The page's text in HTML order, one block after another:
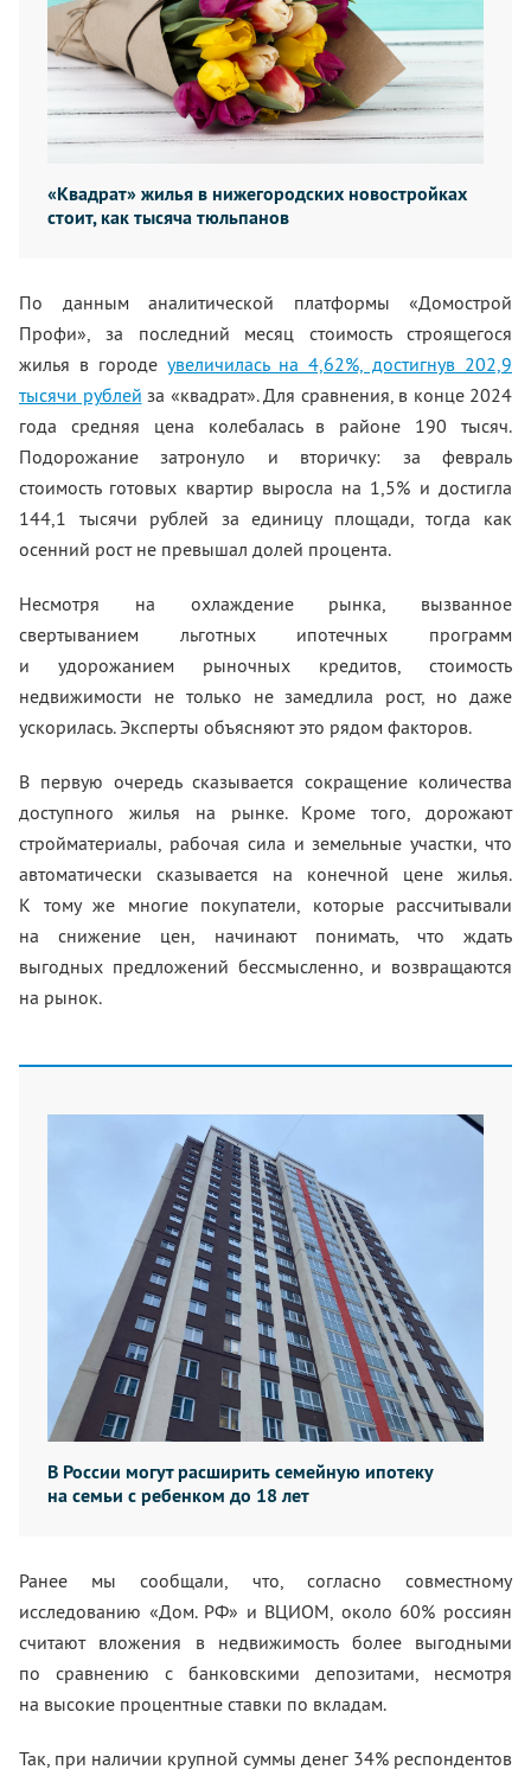
«Квадрат» жилья в нижегородских новостройках
стоит, как тысяча тюльпанов
По данным аналитической платформы «Домострой
Профи», за последний месяц стоимость строящегося
жилья в городе увеличилась на 4,62%, достигнув 202,9
тысячи рублей за «квадрат». Для сравнения, в конце 2024
года средняя цена колебалась в районе 190 тысяч.
Подорожание затронуло и вторичку: за февраль
стоимость готовых квартир выросла на 1,5% и достигла
144,1 тысячи рублей за единицу площади, тогда как
осенний рост не превышал долей процента.
Несмотря на охлаждение рынка, вызванное
свертыванием льготных ипотечных программ
и удорожанием рыночных кредитов, стоимость
недвижимости не только не замедлила рост, но даже
ускорилась. Эксперты объясняют это рядом факторов.
В первую очередь сказывается сокращение количества
доступного жилья на рынке. Кроме того, дорожают
стройматериалы, рабочая сила и земельные участки, что
автоматически сказывается на конечной цене жилья.
К тому же многие покупатели, которые рассчитывали
на снижение цен, начинают понимать, что ждать
выгодных предложений бессмысленно, и возвращаются
на рынок.
В России могут расширить семейную ипотеку
на семьи с ребенком до 18 лет
Ранее мы сообщали, что, согласно совместному
исследованию «Дом. РФ» и ВЦИОМ, около 60% россиян
считают вложения в недвижимость более выгодными
по сравнению с банковскими депозитами, несмотря
на высокие процентные ставки по вкладам.
Так, при наличии крупной суммы денег 34% респондентов